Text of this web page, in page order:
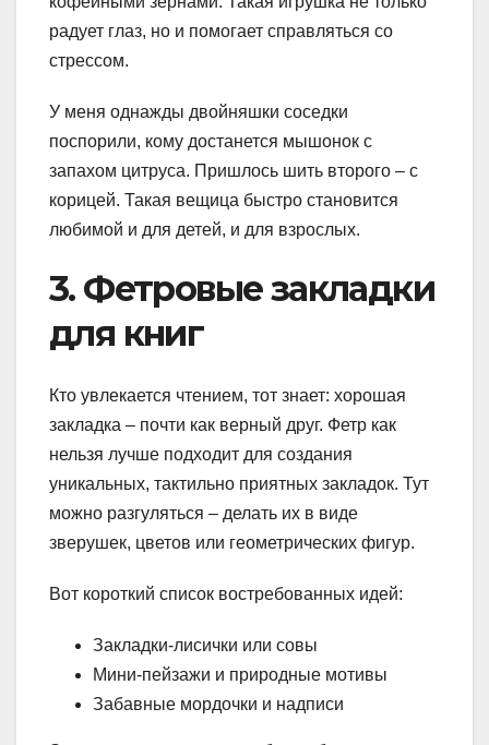
радует глаз, но и помогает справляться со
стрессом.
У меня однажды двойняшки соседки
поспорили, кому достанется мышонок с
запахом цитруса. Пришлось шить второго – с
корицей. Такая вещица быстро становится
любимой и для детей, и для взрослых.
3. Фетровые закладки
для книг
Кто увлекается чтением, тот знает: хорошая
закладка – почти как верный друг. Фетр как
нельзя лучше подходит для создания
уникальных, тактильно приятных закладок. Тут
можно разгуляться – делать их в виде
зверушек, цветов или геометрических фигур.
Вот короткий список востребованных идей:
Закладки-лисички или совы
Мини-пейзажи и природные мотивы
Забавные мордочки и надписи